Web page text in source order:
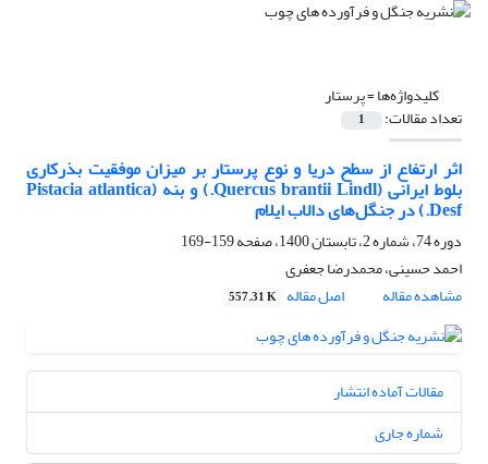
کلیدواژه‌ها =پرستار
تعداد مقالات: 1
اثر ارتفاع از سطح دریا و نوع پرستار بر میزان موفقیت بذرکاری
بلوط ایرانی (Quercus brantii Lindl.) و بنه (Pistacia atlantica
Desf.) در جنگل‌های دالاب ایلام
دوره 74، شماره 2، تابستان 1400، صفحه
159-169
احمد حسینی، محمدرضا جعفری
مشاهده مقاله
اصل مقاله 557.31 K
مقالات آماده انتشار
شماره جاری